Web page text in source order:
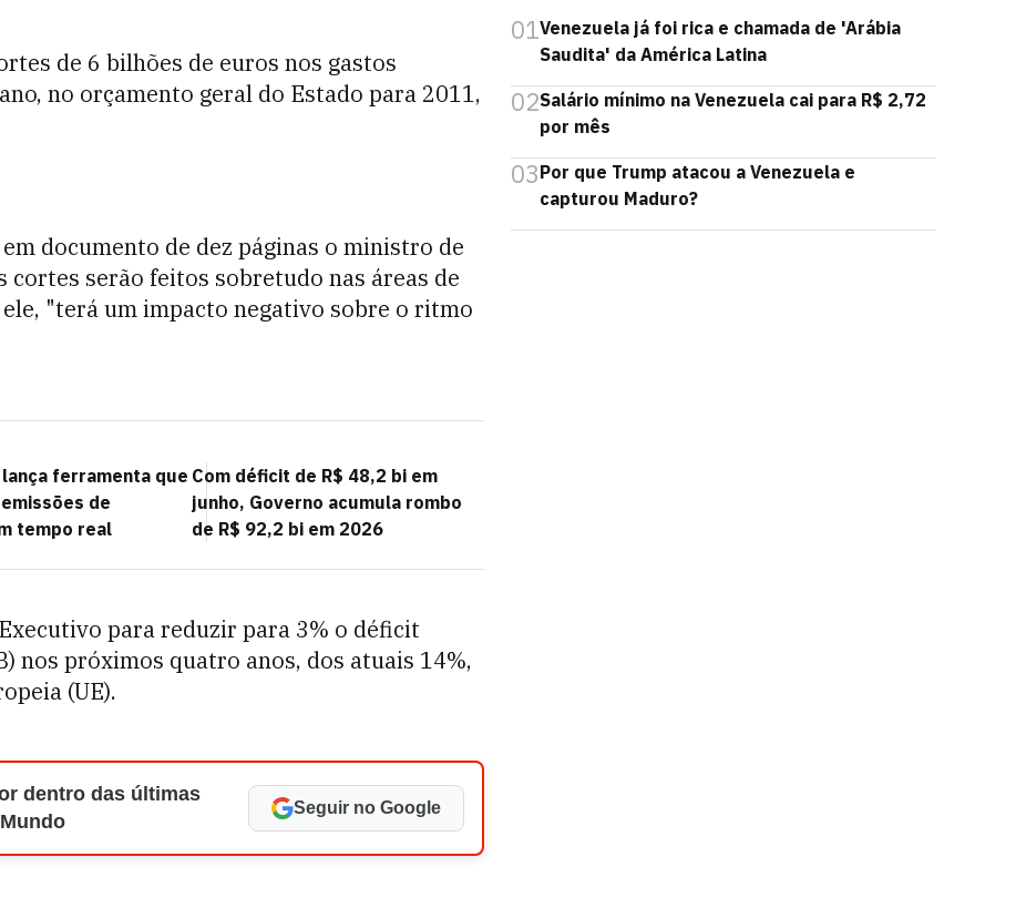
de 6 bilhões de euros nos gastos
no orçamento geral do Estado para 2011,
documento de dez páginas o ministro de
serão feitos sobretudo nas áreas de
ele, "terá um impacto negativo sobre o ritmo
ferramenta que
de
tempo real
Com déficit de R$ 48,2 bi em
junho, Governo acumula rombo
de R$ 92,2 bi em 2026
para reduzir para 3% o déficit
nos próximos quatro anos, dos atuais 14%,
(UE).
dentro das últimas
Seguir no Google
01Venezuela já foi rica e chamada de 'Arábia
Saudita' da América Latina
02Salário mínimo na Venezuela cai para R$ 2,72
por mês
03Por que Trump atacou a Venezuela e
capturou Maduro?